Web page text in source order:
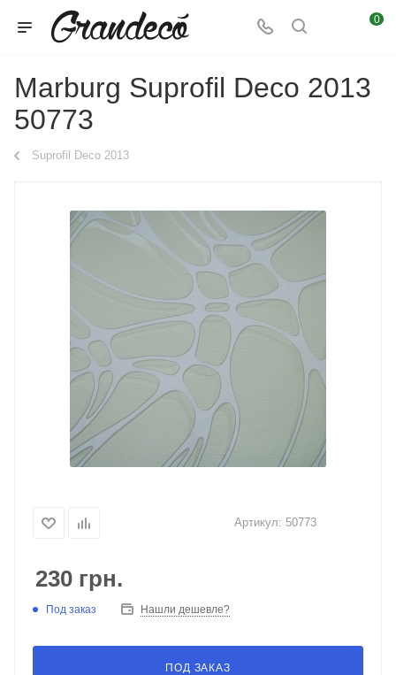
0
Marburg Suprofil Deco 2013
50773
Suprofil Deco 2013
Артикул: 50773
230 грн.
Под заказ Нашли дешевле?
ПОД ЗАКАЗ